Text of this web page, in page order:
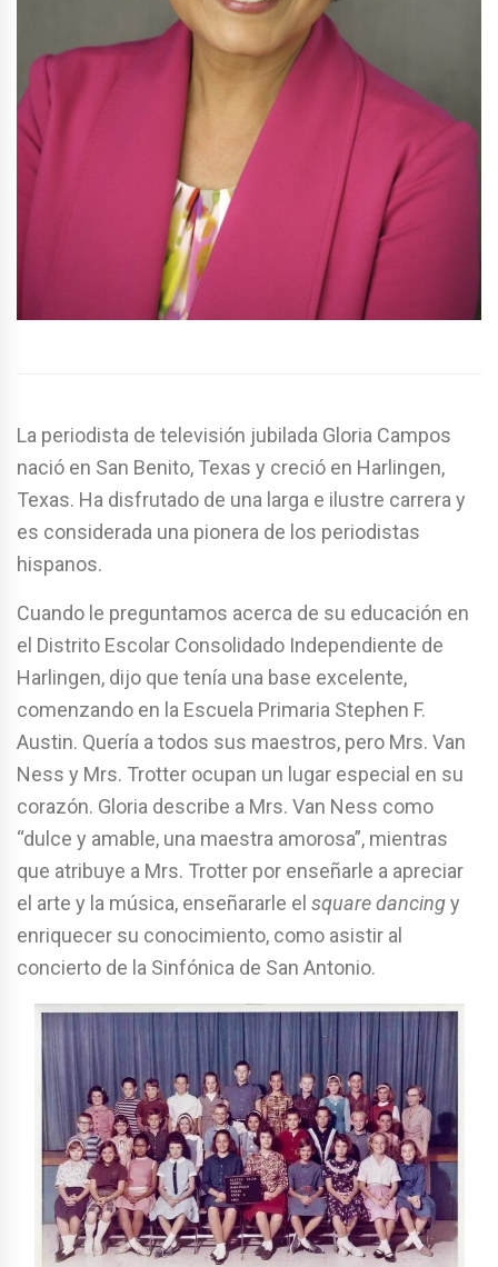
La periodista de televisión jubilada Gloria Campos
nació en San Benito, Texas y creció en Harlingen,
Texas. Ha disfrutado de una larga e ilustre carrera y
es considerada una pionera de los periodistas
hispanos.
Cuando le preguntamos acerca de su educación en
el Distrito Escolar Consolidado Independiente de
Harlingen, dijo que tenía una base excelente,
comenzando en la Escuela Primaria Stephen F.
Austin. Quería a todos sus maestros, pero Mrs. Van
Ness y Mrs. Trotter ocupan un lugar especial en su
corazón. Gloria describe a Mrs. Van Ness como
“dulce y amable, una maestra amorosa”, mientras
que atribuye a Mrs. Trotter por enseñarle a apreciar
el arte y la música, enseñararle el square dancingy
enriquecer su conocimiento, como asistir al
concierto de la Sinfónica de San Antonio.